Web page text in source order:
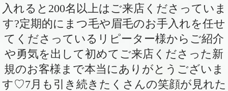
入れると200名以上はご来店くださっていま
す?定期的にまつ毛や眉毛のお手入れを任せ
てくださっているリピーター様からご紹介
や勇気を出して初めてご来店くださった新
規のお客様まで本当にありがとうございま
す♡7月も引き続きたくさんの笑顔が見れた